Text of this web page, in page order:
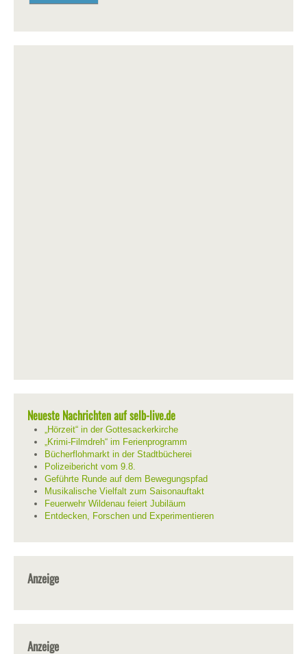
Neueste Nachrichten auf selb-live.de
„Hörzeit“ in der Gottesackerkirche
„Krimi-Filmdreh“ im Ferienprogramm
Bücherflohmarkt in der Stadtbücherei
Polizeibericht vom 9.8.
Geführte Runde auf dem Bewegungspfad
Musikalische Vielfalt zum Saisonauftakt
Feuerwehr Wildenau feiert Jubiläum
Entdecken, Forschen und Experimentieren
Anzeige
Anzeige